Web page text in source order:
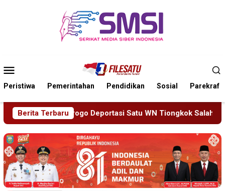
Mobile
Peristiwa Pemerintahan Pendidikan Sosial Parekraf
Berita Terbaru
Tiongkok Salahgunakan Ijin Tinggal 19 Siswa